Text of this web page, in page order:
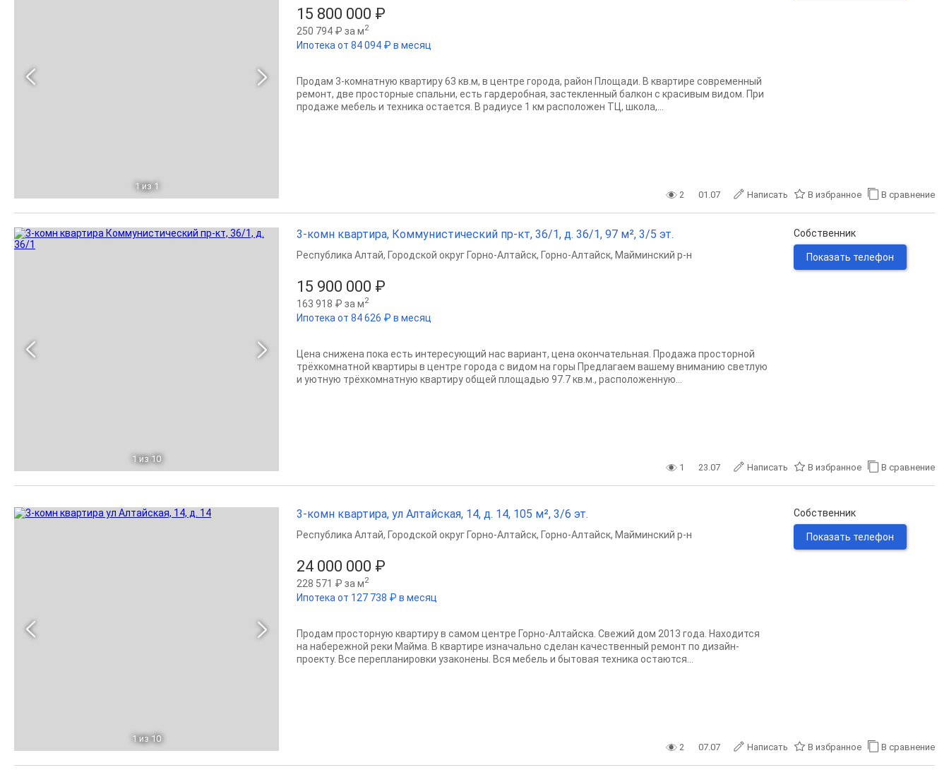
1 из 1
15 800 000 ₽
250 794 ₽ за м2
Ипотека от 84 094 ₽ в месяц
Продам 3-комнатную квартиру 63 кв.м, в центре города, район Площади. В квартире современный
ремонт, две просторные спальни, есть гардеробная, застекленный балкон с красивым видом. При
продаже мебель и техника остается. В радиусе 1 км расположен ТЦ, школа,...
2 01.07 Написать В избранное В сравнение
1 из 10
3-комн квартира, Коммунистический пр-кт, 36/1, д. 36/1, 97 м², 3/5 эт.
15 900 000 ₽
163 918 ₽ за м2
Ипотека от 84 626 ₽ в месяц
Республика Алтай, Городской округ Горно-Алтайск, Горно-Алтайск, Майминский р-н
Цена снижена пока есть интересующий нас вариант, цена окончательная. Продажа просторной
трёхкомнатной квартиры в центре города с видом на горы Предлагаем вашему вниманию светлую
и уютную трёхкомнатную квартиру общей площадью 97.7 кв.м., расположенную...
Собственник
Показать телефон
1 23.07 Написать В избранное В сравнение
1 из 10
3-комн квартира, ул Алтайская, 14, д. 14, 105 м², 3/6 эт.
24 000 000 ₽
228 571 ₽ за м2
Ипотека от 127 738 ₽ в месяц
Республика Алтай, Городской округ Горно-Алтайск, Горно-Алтайск, Майминский р-н
Продам просторную квартиру в самом центре Горно-Алтайска. Свежий дом 2013 года. Находится
на набережной реки Майма. В квартире изначально сделан качественный ремонт по дизайн-
проекту. Все перепланировки узаконены. Вся мебель и бытовая техника остаются...
Собственник
Показать телефон
2 07.07 Написать В избранное В сравнение